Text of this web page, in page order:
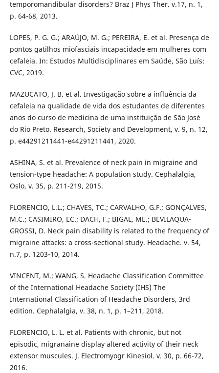
temporomandibular disorders? Braz J Phys Ther. v.17, n. 1,
p. 64-68, 2013.
LOPES, P. G. G.; ARAÚJO, M. G.; PEREIRA, E. et al. Presença de
pontos gatilhos miofasciais incapacidade em mulheres com
cefaleia. In: Estudos Multidisciplinares em Saúde, São Luís:
CVC, 2019.
MAZUCATO, J. B. et al. Investigação sobre a influência da
cefaleia na qualidade de vida dos estudantes de diferentes
anos do curso de medicina de uma instituição de São José
do Rio Preto. Research, Society and Development, v. 9, n. 12,
p. e44291211441-e44291211441, 2020.
ASHINA, S. et al. Prevalence of neck pain in migraine and
tension-type headache: A population study. Cephalalgia,
Oslo, v. 35, p. 211-219, 2015.
FLORENCIO, L.L.; CHAVES, TC.; CARVALHO, G.F.; GONÇALVES,
M.C.; CASIMIRO, EC.; DACH, F.; BIGAL, ME.; BEVILAQUA-
GROSSI, D. Neck pain disability is related to the frequency of
migraine attacks: a cross-sectional study. Headache. v. 54,
n.7, p. 1203-10, 2014.
VINCENT, M.; WANG, S. Headache Classification Committee
of the International Headache Society (IHS) The
International Classification of Headache Disorders, 3rd
edition. Cephalalgia, v. 38, n. 1, p. 1–211, 2018.
FLORENCIO, L. L. et al. Patients with chronic, but not
episodic, migranaine display altered activity of their neck
extensor muscules. J. Electromyogr Kinesiol. v. 30, p. 66-72,
2016.